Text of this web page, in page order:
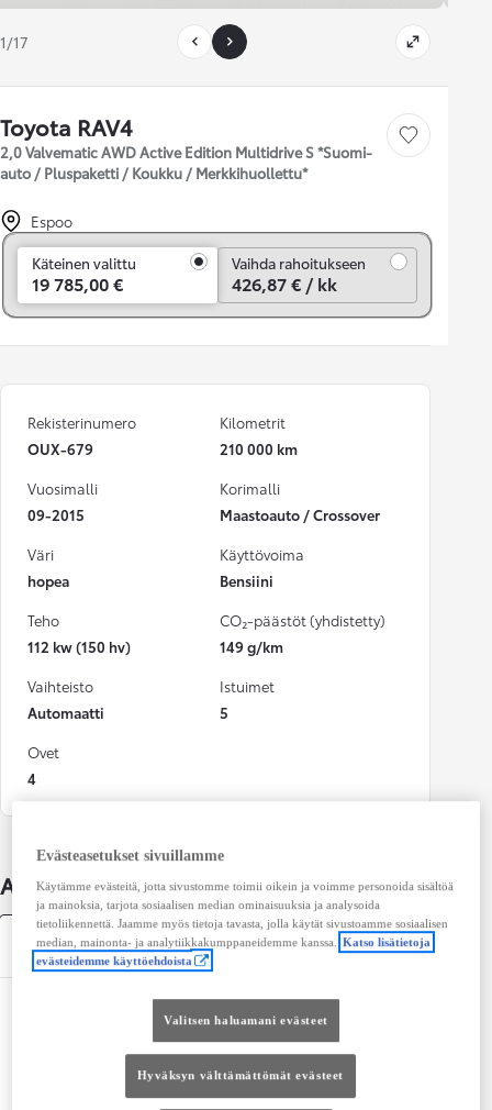
1/17
Toyota RAV4
2,0 Valvematic AWD Active Edition Multidrive S *Suomi-
auto / Pluspaketti / Koukku / Merkkihuollettu*
Tallenna auto
Espoo
Käteinen valittu
19 785,00 €
Vaihda rahoitukseen
426,87 € / kk
Rekisterinumero
OUX-679
Kilometrit
210 000 km
Vuosimalli
09-2015
Korimalli
Maastoauto / Crossover
Väri
hopea
Käyttövoima
Bensiini
Teho
112 kw (150 hv)
CO₂-päästöt (yhdistetty)
149 g/km
Vaihteisto
Automaatti
Istuimet
5
Ovet
4
Auton lisätiedot
Tekniset tiedot
Tavaratilan tilavuus
Evästeasetukset sivuillamme
Käytämme evästeitä, jotta sivustomme toimii oikein ja voimme personoida sisältöä
ja mainoksia, tarjota sosiaalisen median ominaisuuksia ja analysoida
tietoliikennettä. Jaamme myös tietoja tavasta, jolla käytät sivustoamme sosiaalisen
median, mainonta- ja analytiikkakumppaneidemme kanssa.
Katso lisätietoja
evästeidemme käyttöehdoista
Valitsen haluamani evästeet
Hyväksyn välttämättömät evästeet